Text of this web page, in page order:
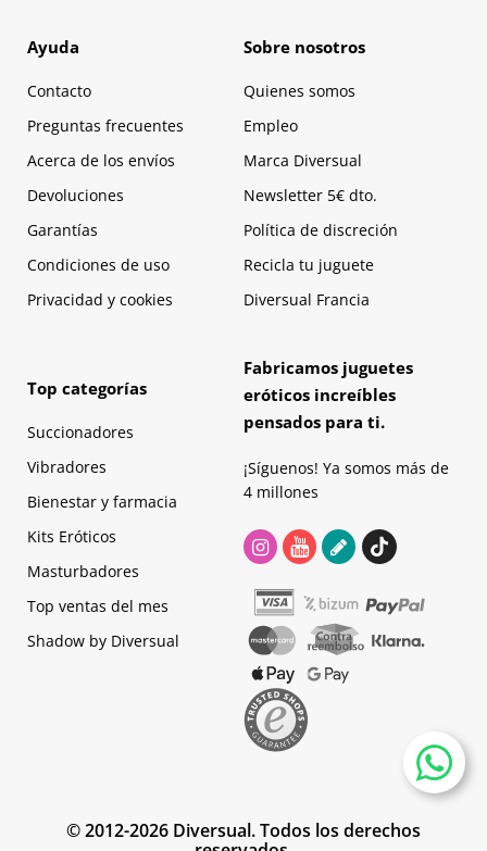
Ayuda
Contacto
Preguntas frecuentes
Acerca de los envíos
Devoluciones
Garantías
Condiciones de uso
Privacidad y cookies
Sobre nosotros
Quienes somos
Empleo
Marca Diversual
Newsletter 5€ dto.
Política de discreción
Recicla tu juguete
Diversual Francia
Top categorías
Succionadores
Vibradores
Bienestar y farmacia
Kits Eróticos
Masturbadores
Top ventas del mes
Shadow by Diversual
Fabricamos juguetes
eróticos increíbles
pensados para ti.
¡Síguenos! Ya somos más de
4 millones
© 2012-2026 Diversual. Todos los derechos